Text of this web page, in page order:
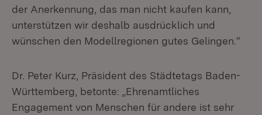
der Anerkennung, das man nicht kaufen kann,
unterstützen wir deshalb ausdrücklich und
wünschen den Modellregionen gutes Gelingen.“
Dr. Peter Kurz, Präsident des Städtetags Baden-
Württemberg, betonte: „Ehrenamtliches
Engagement von Menschen für andere ist sehr